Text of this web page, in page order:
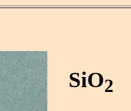
SiO2